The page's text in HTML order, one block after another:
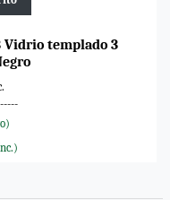
Vidrio templado 3